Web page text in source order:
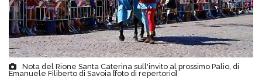
Nota del Rione Santa Caterina sull'invito al prossimo Palio, di
Emanuele Filiberto di Savoia [foto di repertorio]